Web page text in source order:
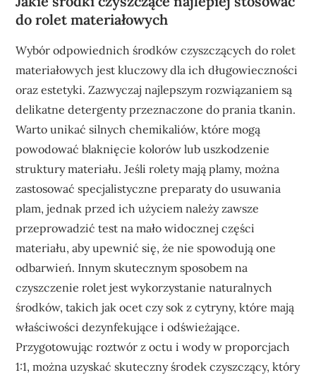
do rolet materiałowych
Wybór odpowiednich środków czyszczących do rolet
materiałowych jest kluczowy dla ich długowieczności
oraz estetyki. Zazwyczaj najlepszym rozwiązaniem są
delikatne detergenty przeznaczone do prania tkanin.
Warto unikać silnych chemikaliów, które mogą
powodować blaknięcie kolorów lub uszkodzenie
struktury materiału. Jeśli rolety mają plamy, można
zastosować specjalistyczne preparaty do usuwania
plam, jednak przed ich użyciem należy zawsze
przeprowadzić test na mało widocznej części
materiału, aby upewnić się, że nie spowodują one
odbarwień. Innym skutecznym sposobem na
czyszczenie rolet jest wykorzystanie naturalnych
środków, takich jak ocet czy sok z cytryny, które mają
właściwości dezynfekujące i odświeżające.
Przygotowując roztwór z octu i wody w proporcjach
1:1, można uzyskać skuteczny środek czyszczący, który